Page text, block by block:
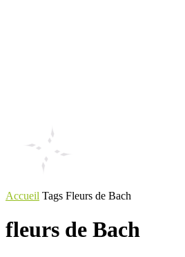
Accueil Tags Fleurs de Bach
fleurs de Bach